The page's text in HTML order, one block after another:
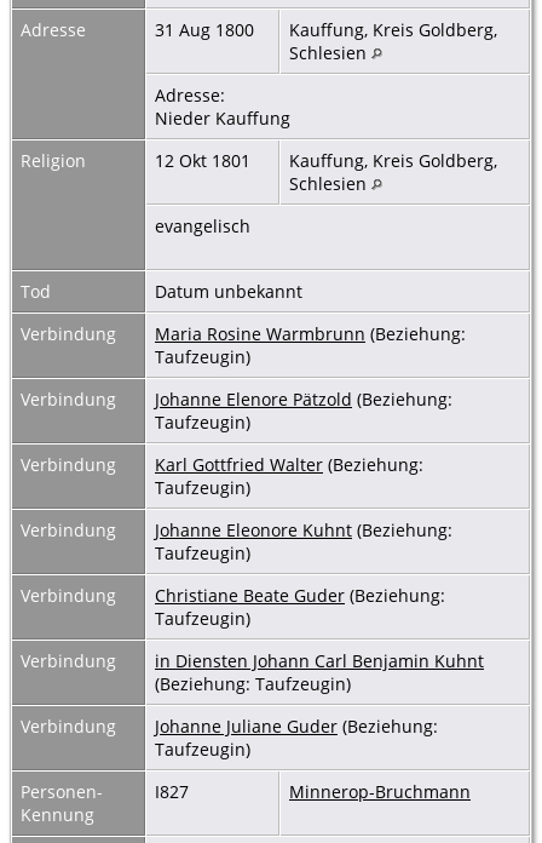
Adresse
31 Aug 1800
Kauffung, Kreis Goldberg,
Schlesien
Adresse:
Nieder Kauffung
Religion
12 Okt 1801
Kauffung, Kreis Goldberg,
Schlesien
evangelisch
Tod
Datum unbekannt
Verbindung
Maria Rosine Warmbrunn (Beziehung:
Taufzeugin)
Verbindung
Johanne Elenore Pätzold (Beziehung:
Taufzeugin)
Verbindung
Karl Gottfried Walter (Beziehung:
Taufzeugin)
Verbindung
Johanne Eleonore Kuhnt (Beziehung:
Taufzeugin)
Verbindung
Christiane Beate Guder (Beziehung:
Taufzeugin)
Verbindung
in Diensten Johann Carl Benjamin Kuhnt
(Beziehung: Taufzeugin)
Verbindung
Johanne Juliane Guder (Beziehung:
Taufzeugin)
Personen-
Kennung
I827 Minnerop-Bruchmann